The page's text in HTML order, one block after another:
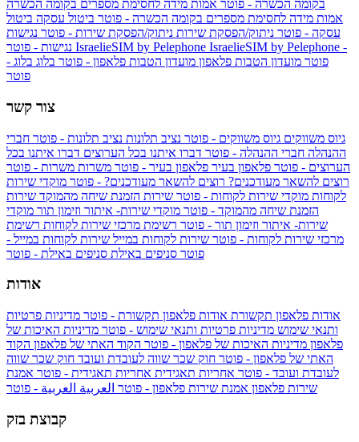
בקומה הכשרה - פוטר אמות מידה לחסימת מספרים בקומה הכשרה
אמות מידה לחסימת מספרים בקומה הכשרה - פוטר ביטול עסקה ביטול
עסקה - פוטר ניתוק/הפסקת שירות ניתוק/הפסקת שירות - פוטר נגישות
IsraelieSIM by Pelephone IsraelieSIM by Pelephone -
פוטר מועדון הטבות פלאפון מועדון הטבות פלאפון - פוטר בלוג בלוג -
פוטר
צור קשר
גיוס משווקים גיוס משווקים - פוטר נציב תלונות נציב תלונות - פוטר חברי
ההנהלה חברי ההנהלה - פוטר דברו איתנו בכל הערוצים דברו איתנו בכל
הערוצים - פוטר פלאפון בעיר פלאפון בעיר - פוטר משרות משרות - פוטר
רוצים להשאר מעודכנים? רוצים להשאר מעודכנים? - פוטר מוקדי שירות
לקוחות מוקדי שירות לקוחות - פוטר שירות הזמנת שיחה מהמוקד שירות
הזמנת שיחה מהמוקד - פוטר מוקדי שירות- איתור וזימון תור מוקדי
שירות- איתור וזימון תור - פוטר רשימת מרכזי שירות לקוחות רשימת
מרכזי שירות לקוחות - פוטר שירות לקוחות במייל שירות לקוחות במייל -
פוטר סניפים באילת סניפים באילת - פוטר
אודות
אודות פלאפון תקשורת אודות פלאפון תקשורת - פוטר מדיניות פרטיות
ותנאי שימוש מדיניות פרטיות ותנאי שימוש - פוטר מדיניות האיכות של
פלאפון מדיניות האיכות של פלאפון - פוטר הקוד האתי של פלאפון הקוד
האתי של פלאפון - פוטר חוק שכר שווה לעובדת ועובד חוק שכר שווה
לעובדת ועובד - פוטר אחריות תאגידית אחריות תאגידית - פוטר אמנת
שירות פלאפון אמנת שירות פלאפון - פוטר العربية العربية - פוטר
קבוצת בזק